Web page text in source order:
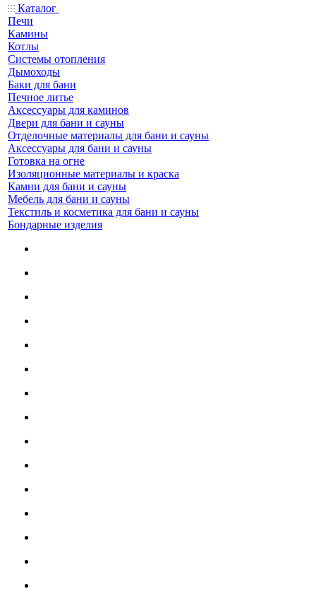
Каталог
Печи
Камины
Котлы
Системы отопления
Дымоходы
Баки для бани
Печное литье
Аксессуары для каминов
Двери для бани и сауны
Отделочные материалы для бани и сауны
Аксессуары для бани и сауны
Готовка на огне
Изоляционные материалы и краска
Камни для бани и сауны
Мебель для бани и сауны
Текстиль и косметика для бани и сауны
Бондарные изделия